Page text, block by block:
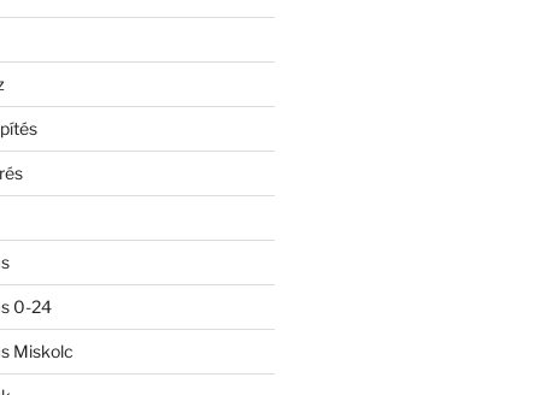
0-24
Miskolc